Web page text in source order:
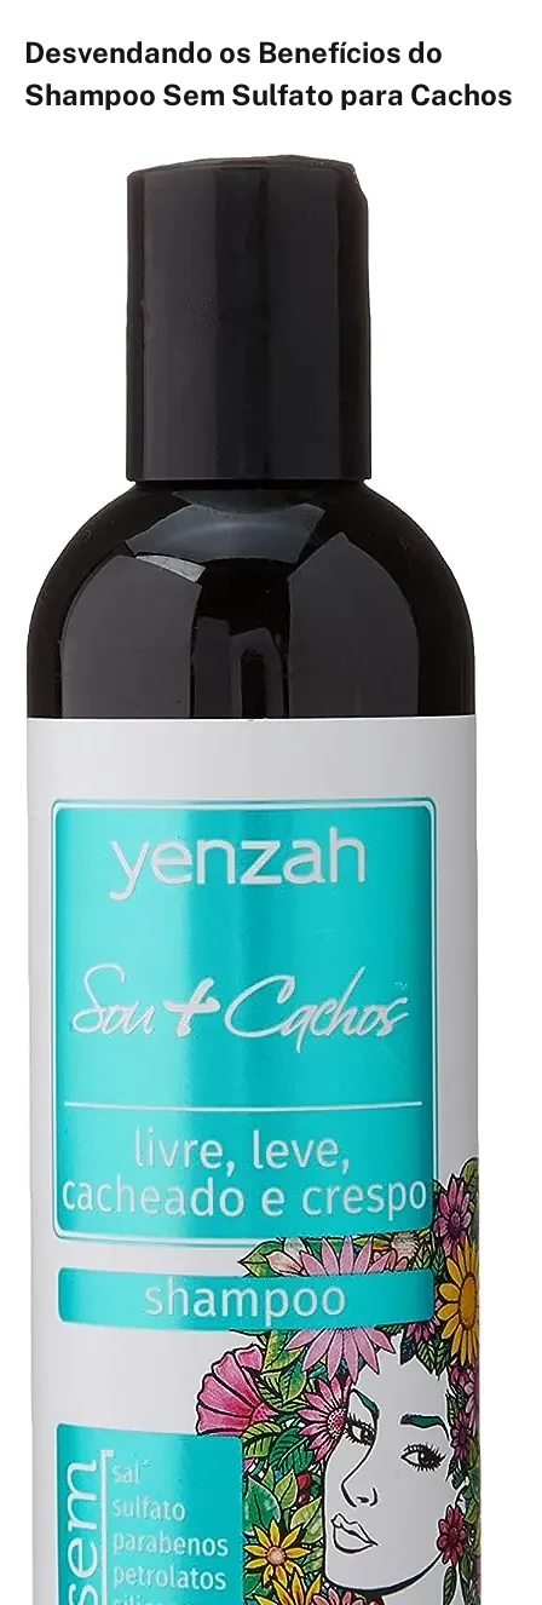
Desvendando os Benefícios do
Shampoo Sem Sulfato para Cachos